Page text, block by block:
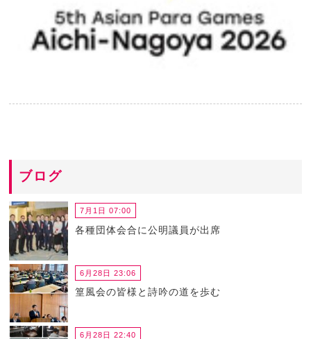
ブログ
7月1日 07:00
各種団体会合に公明議員が出席
6月28日 23:06
篁風会の皆様と詩吟の道を歩む
6月28日 22:40